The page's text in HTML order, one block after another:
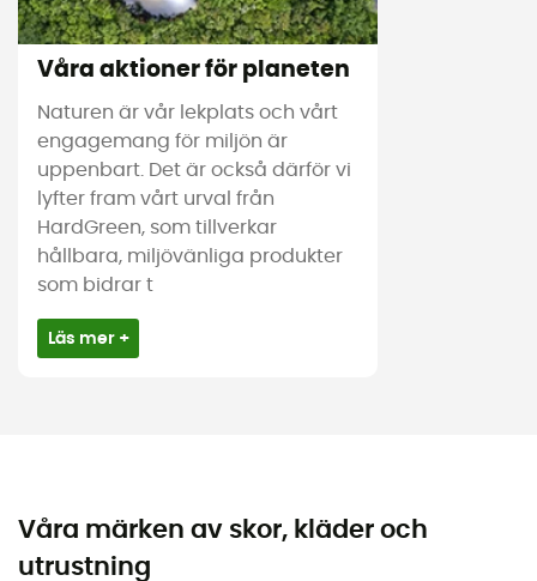
Våra aktioner för planeten
Naturen är vår lekplats och vårt
engagemang för miljön är
uppenbart. Det är också därför vi
lyfter fram vårt urval från
HardGreen, som tillverkar
hållbara, miljövänliga produkter
som bidrar t
Läs mer +
Våra märken av skor, kläder och
utrustning